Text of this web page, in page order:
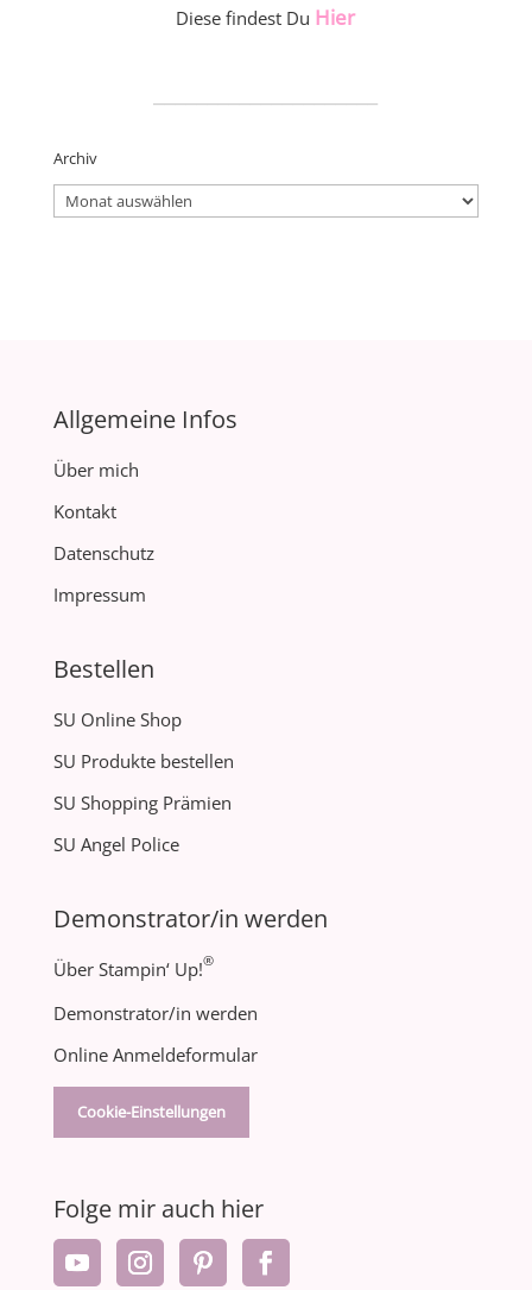
Diese findest Du Hier
Archiv
Archiv
Allgemeine Infos
Über mich
Kontakt
Datenschutz
Impressum
Bestellen
SU Online Shop
SU Produkte bestellen
SU Shopping Prämien
SU Angel Police
Demonstrator/in werden
Über Stampin‘ Up!®
Demonstrator/in werden
Online Anmeldeformular
Cookie-Einstellungen
Folge mir auch hier